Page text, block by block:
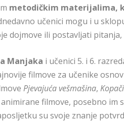
metodičkim materijalima,
učenici mogu i u
dojmove ili postavljati
Manjaka i učenici 5. i 6.
filmove za učenike
Pjevajuća vešmašina,
filmove, posebno im
su svoje znanje